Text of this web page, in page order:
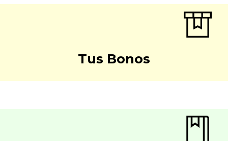
Tus Bonos